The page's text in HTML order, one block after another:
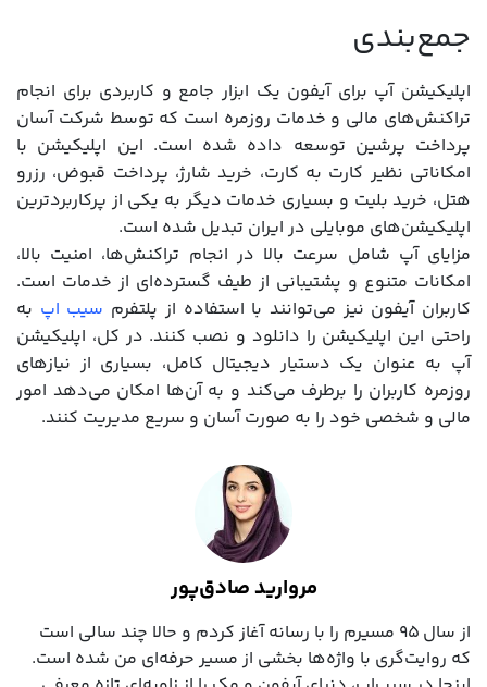
جمع‌بندی
اپلیکیشن آپ برای آیفون یک ابزار جامع و کاربردی برای انجام
تراکنش‌های مالی و خدمات روزمره است که توسط شرکت آسان
پرداخت پرشین توسعه داده شده است. این اپلیکیشن با
امکاناتی نظیر کارت به کارت، خرید شارژ، پرداخت قبوض، رزرو
هتل، خرید بلیت و بسیاری خدمات دیگر به یکی از پرکاربردترین
اپلیکیشن‌های موبایلی در ایران تبدیل شده است.
مزایای آپ شامل سرعت بالا در انجام تراکنش‌ها، امنیت بالا،
امکانات متنوع و پشتیبانی از طیف گسترده‌ای از خدمات است.
کاربران آیفون نیز می‌توانند با استفاده از پلتفرم‌ سیب اپ به
راحتی این اپلیکیشن را دانلود و نصب کنند. در کل، اپلیکیشن
آپ به عنوان یک دستیار دیجیتال کامل، بسیاری از نیازهای
روزمره کاربران را برطرف می‌کند و به آن‌ها امکان می‌دهد امور
مالی و شخصی خود را به صورت آسان و سریع مدیریت کنند.
مروارید صادق‌پور
از سال ۹۵ مسیرم را با رسانه آغاز کردم و حالا چند سالی است
که روایت‌گری با واژه‌ها بخشی از مسیر حرفه‌ای‌ من شده است.